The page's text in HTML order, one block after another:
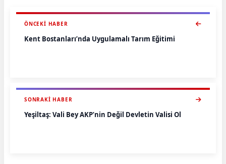
ÖNCEKI HABER
Kent Bostanları’nda Uygulamalı Tarım Eğitimi
SONRAKI HABER
Yeşiltaş: Vali Bey AKP’nin Değil Devletin Valisi Ol